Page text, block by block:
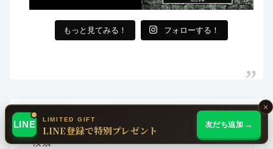
もっと見てみる！ フォローする！
検索 バーガーを探す
×
LINE LIMITED GIFT
LINE登録で特別プレゼント 友だち追加